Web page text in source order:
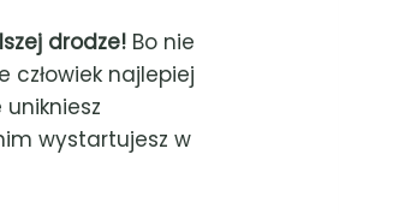
drodze! Bo nie
człowiek najlepiej
wystartujesz w